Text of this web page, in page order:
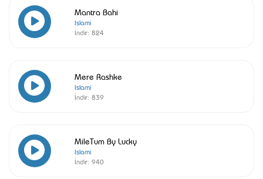
Mantra Bahi
Islami
İndir: 824
Mere Rashke
Islami
İndir: 839
MileTum By Lucky
Islami
İndir: 940